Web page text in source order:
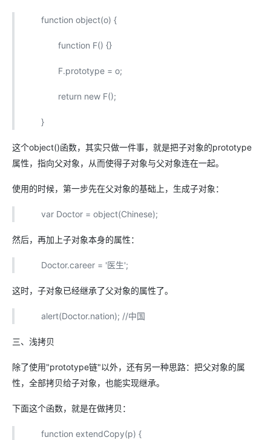
function object(o) {
function F() {}
F.prototype = o;
return new F();
}
这个object()函数，其实只做一件事，就是把子对象的prototype
属性，指向父对象，从而使得子对象与父对象连在一起。
使用的时候，第一步先在父对象的基础上，生成子对象：
var Doctor = object(Chinese);
然后，再加上子对象本身的属性：
Doctor.career = '医生';
这时，子对象已经继承了父对象的属性了。
alert(Doctor.nation); //中国
三、浅拷贝
除了使用"prototype链"以外，还有另一种思路：把父对象的属
性，全部拷贝给子对象，也能实现继承。
下面这个函数，就是在做拷贝：
function extendCopy(p) {